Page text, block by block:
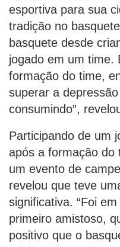
esportiva para sua
tradição no
basquete desde
jogado em um time.
formação do time,
superar a
consumindo”,
Participando de um
após a formação do
um evento de
revelou que teve
significativa. “Foi
primeiro amistoso,
positivo que o